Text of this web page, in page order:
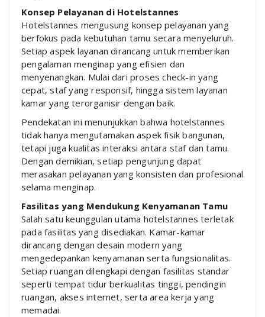
Konsep Pelayanan di Hotelstannes
Hotelstannes mengusung konsep pelayanan yang
berfokus pada kebutuhan tamu secara menyeluruh.
Setiap aspek layanan dirancang untuk memberikan
pengalaman menginap yang efisien dan
menyenangkan. Mulai dari proses check-in yang
cepat, staf yang responsif, hingga sistem layanan
kamar yang terorganisir dengan baik.
Pendekatan ini menunjukkan bahwa hotelstannes
tidak hanya mengutamakan aspek fisik bangunan,
tetapi juga kualitas interaksi antara staf dan tamu.
Dengan demikian, setiap pengunjung dapat
merasakan pelayanan yang konsisten dan profesional
selama menginap.
Fasilitas yang Mendukung Kenyamanan Tamu
Salah satu keunggulan utama hotelstannes terletak
pada fasilitas yang disediakan. Kamar-kamar
dirancang dengan desain modern yang
mengedepankan kenyamanan serta fungsionalitas.
Setiap ruangan dilengkapi dengan fasilitas standar
seperti tempat tidur berkualitas tinggi, pendingin
ruangan, akses internet, serta area kerja yang
memadai.